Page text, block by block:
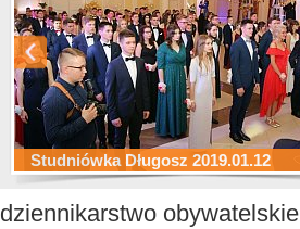
Studniówka Długosz 2019.01.12
ZS Budowlanych 2019.01.12
Studniówka LZK 2019.01.11
dziennikarstwo obywatelskie